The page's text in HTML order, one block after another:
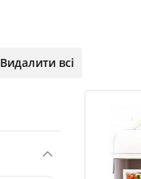
Видалити всі